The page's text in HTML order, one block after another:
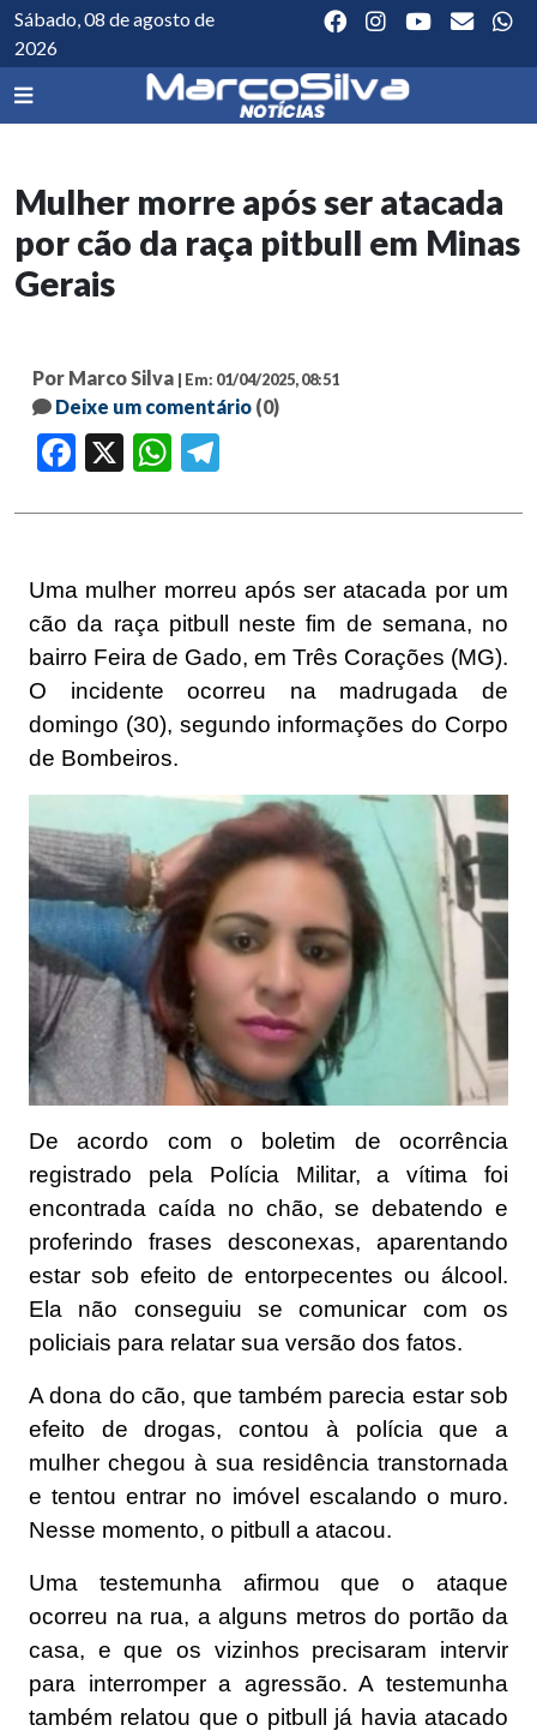
Sábado, 08 de agosto de
2026
Mulher morre após ser atacada
por cão da raça pitbull em Minas
Gerais
Por Marco Silva | Em: 01/04/2025, 08:51
Deixe um comentário (0)
Facebook WhatsApp
Uma mulher morreu após ser atacada por um
cão da raça pitbull neste fim de semana, no
bairro Feira de Gado, em Três Corações (MG).
O incidente ocorreu na madrugada de
domingo (30), segundo informações do Corpo
de Bombeiros.
De acordo com o boletim de ocorrência
registrado pela Polícia Militar, a vítima foi
encontrada caída no chão, se debatendo e
proferindo frases desconexas, aparentando
estar sob efeito de entorpecentes ou álcool.
Ela não conseguiu se comunicar com os
policiais para relatar sua versão dos fatos.
A dona do cão, que também parecia estar sob
efeito de drogas, contou à polícia que a
mulher chegou à sua residência transtornada
e tentou entrar no imóvel escalando o muro.
Nesse momento, o pitbull a atacou.
Uma testemunha afirmou que o ataque
ocorreu na rua, a alguns metros do portão da
casa, e que os vizinhos precisaram intervir
para interromper a agressão. A testemunha
também relatou que o pitbull já havia atacado